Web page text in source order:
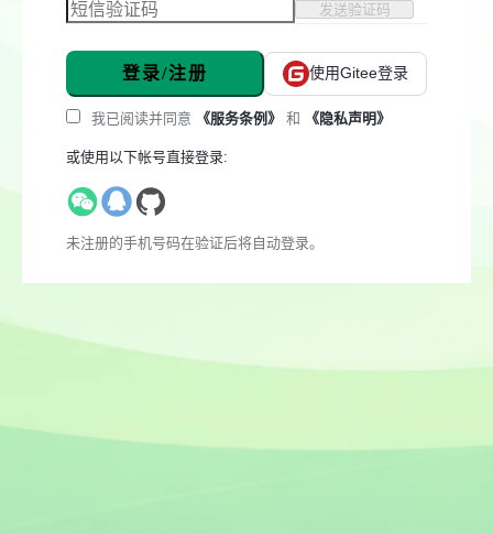
发送验证码
登录/注册 使用Gitee登录
我已阅读并同意 《服务条例》 和 《隐私声明》
或使用以下帐号直接登录:
未注册的手机号码在验证后将自动登录。